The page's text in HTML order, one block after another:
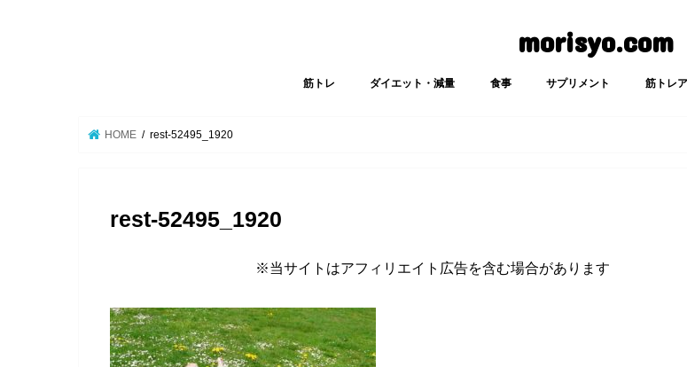
morisyo.com
筋トレ ダイエット・減量 食事 サプリメント 筋トレ
HOME rest-52495_1920
rest-52495_1920
※当サイトはアフィリエイト広告を含む場合があります